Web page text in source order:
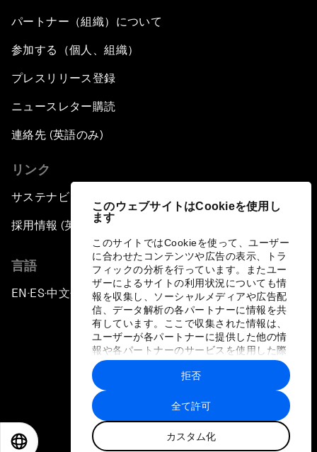
このウェブサイトはCookieを使用し
ます
このサイトではCookieを使って、ユーザー
に合わせたコンテンツや広告の表示、トラ
フィックの分析を行っています。またユー
ザーによるサイトの利用状況についても情
報を収集し、ソーシャルメディアや広告配
信、データ解析の各パートナーに情報を共
有しています。ここで収集された情報は、
ユーザーが各パートナーに提供した他の情
報や各パートナーのサービスを使用した際
に収集された情報と組み合わされ、各パー
トナーによって使用されることがありま
す。
全て許可
カスタム化
拒否
パートナー（組織）について
参加する（個人、組織）
プレスリリース登録
ニュースレター購読
連絡先 (英語のみ)
リンク
サステナビリティへの取り組み
採用情報 (英語のみ)
言語
EN ▪ES▪中文▪ 日本語
プライバシーポリシーと利用規約
サイトマップ
©
世界経済フォーラム